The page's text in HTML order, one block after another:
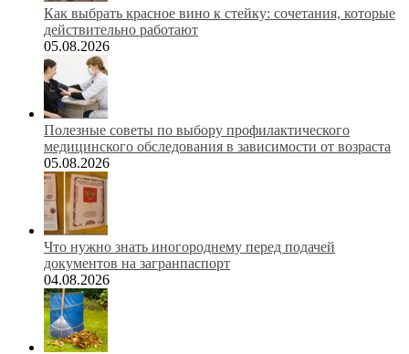
Как выбрать красное вино к стейку: сочетания, которые
действительно работают
05.08.2026
Полезные советы по выбору профилактического
медицинского обследования в зависимости от возраста
05.08.2026
Что нужно знать иногороднему перед подачей
документов на загранпаспорт
04.08.2026